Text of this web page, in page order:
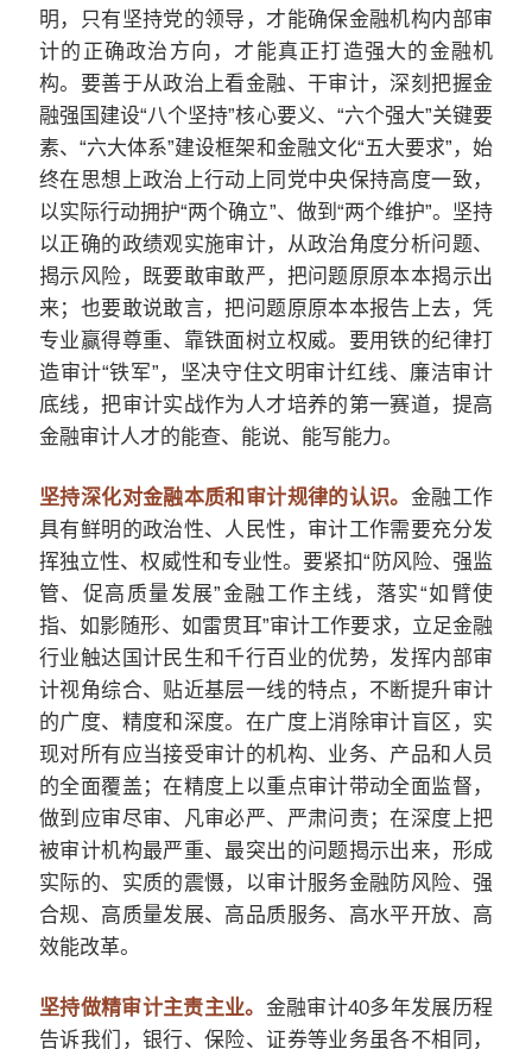
明，只有坚持党的领导，才能确保金融机构内部审
计的正确政治方向，才能真正打造强大的金融机
构。要善于从政治上看金融、干审计，深刻把握金
融强国建设“八个坚持”核心要义、“六个强大”关键要
素、“六大体系”建设框架和金融文化“五大要求”，始
终在思想上政治上行动上同党中央保持高度一致，
以实际行动拥护“两个确立”、做到“两个维护”。坚持
以正确的政绩观实施审计，从政治角度分析问题、
揭示风险，既要敢审敢严，把问题原原本本揭示出
来；也要敢说敢言，把问题原原本本报告上去，凭
专业赢得尊重、靠铁面树立权威。要用铁的纪律打
造审计“铁军”，坚决守住文明审计红线、廉洁审计
底线，把审计实战作为人才培养的第一赛道，提高
金融审计人才的能查、能说、能写能力。
坚持深化对金融本质和审计规律的认识。 金融工作
具有鲜明的政治性、人民性，审计工作需要充分发
挥独立性、权威性和专业性。要紧扣“防风险、强监
管、促高质量发展”金融工作主线，落实“如臂使
指、如影随形、如雷贯耳”审计工作要求，立足金融
行业触达国计民生和千行百业的优势，发挥内部审
计视角综合、贴近基层一线的特点，不断提升审计
的广度、精度和深度。在广度上消除审计盲区，实
现对所有应当接受审计的机构、业务、产品和人员
的全面覆盖；在精度上以重点审计带动全面监督，
做到应审尽审、凡审必严、严肃问责；在深度上把
被审计机构最严重、最突出的问题揭示出来，形成
实际的、实质的震慑，以审计服务金融防风险、强
合规、高质量发展、高品质服务、高水平开放、高
效能改革。
坚持做精审计主责主业。 金融审计40多年发展历程
告诉我们，银行、保险、证券等业务虽各不相同，